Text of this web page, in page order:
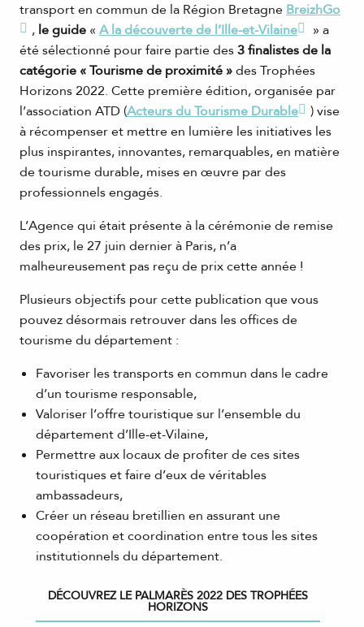
transport en commun de la Région Bretagne BreizhGo
, le guide « A la découverte de l’Ille-et-Vilaine
» a
été sélectionné pour faire partie des3 finalistes de la
catégorie « Tourisme de proximité »des Trophées
Horizons 2022. Cette première édition, organisée par
l’association ATD (Acteurs du Tourisme Durable
) vise
à récompenser et mettre en lumière les initiatives les
plus inspirantes, innovantes, remarquables, en matière
de tourisme durable, mises en œuvre par des
professionnels engagés.
L’Agence qui était présente à la cérémonie de remise
des prix, le 27 juin dernier à Paris, n’a
malheureusement pas reçu de prix cette année !
Plusieurs objectifs pour cette publication que vous
pouvez désormais retrouver dans les offices de
tourisme du département :
Favoriser les transports en commun dans le cadre
d’un tourisme responsable,
Valoriser l’offre touristique sur l’ensemble du
département d’Ille-et-Vilaine,
Permettre aux locaux de profiter de ces sites
touristiques et faire d’eux de véritables
ambassadeurs,
Créer un réseau bretillien en assurant une
coopération et coordination entre tous les sites
institutionnels du département.
DÉCOUVREZ LE PALMARÈS 2022 DES TROPHÉES
HORIZONS